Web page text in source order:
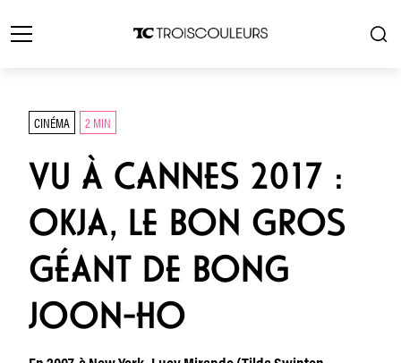
CINÉMA 2 MIN
VU À CANNES 2017 :
OKJA, LE BON GROS
GÉANT DE BONG
JOON-HO